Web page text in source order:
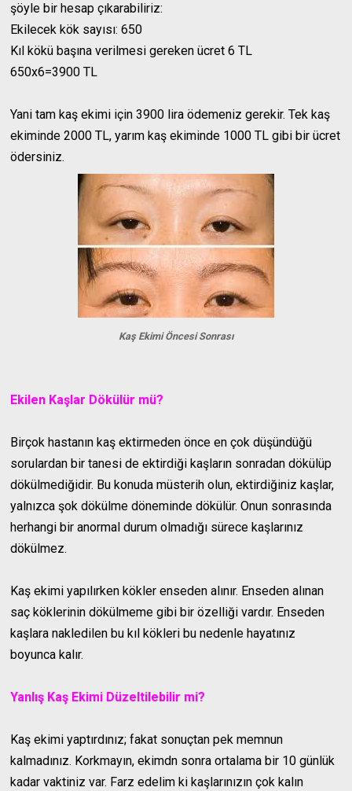
şöyle bir hesap çıkarabiliriz:
Ekilecek kök sayısı: 650
Kıl kökü başına verilmesi gereken ücret 6 TL
650x6=3900 TL
Yani tam kaş ekimi için 3900 lira ödemeniz gerekir. Tek kaş
ekiminde 2000 TL, yarım kaş ekiminde 1000 TL gibi bir ücret
ödersiniz.
Kaş Ekimi Öncesi Sonrası
Ekilen Kaşlar Dökülür mü?
Birçok hastanın kaş ektirmeden önce en çok düşündüğü
sorulardan bir tanesi de ektirdiği kaşların sonradan dökülüp
dökülmediğidir. Bu konuda müsterih olun, ektirdiğiniz kaşlar,
yalnızca şok dökülme döneminde dökülür. Onun sonrasında
herhangi bir anormal durum olmadığı sürece kaşlarınız
dökülmez.
Kaş ekimi yapılırken kökler enseden alınır. Enseden alınan
saç köklerinin dökülmeme gibi bir özelliği vardır. Enseden
kaşlara nakledilen bu kıl kökleri bu nedenle hayatınız
boyunca kalır.
Yanlış Kaş Ekimi Düzeltilebilir mi?
Kaş ekimi yaptırdınız; fakat sonuçtan pek memnun
kalmadınız. Korkmayın, ekimdn sonra ortalama bir 10 günlük
kadar vaktiniz var. Farz edelim ki kaşlarınızın çok kalın